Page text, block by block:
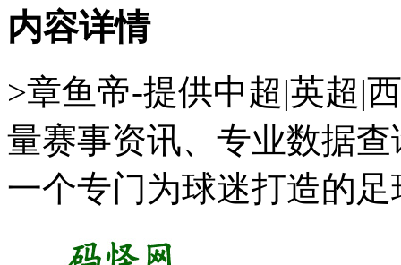
内容详情
>章鱼帝-提供中超|英超|
量赛事资讯、专业数据
一个专门为球迷打造的